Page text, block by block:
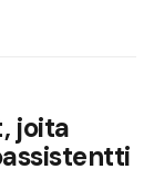
joita